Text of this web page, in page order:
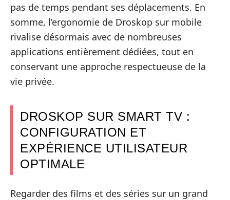
pas de temps pendant ses déplacements. En
somme, l’ergonomie de Droskop sur mobile
rivalise désormais avec de nombreuses
applications entièrement dédiées, tout en
conservant une approche respectueuse de la
vie privée.
DROSKOP SUR SMART TV :
CONFIGURATION ET
EXPÉRIENCE UTILISATEUR
OPTIMALE
Regarder des films et des séries sur un grand